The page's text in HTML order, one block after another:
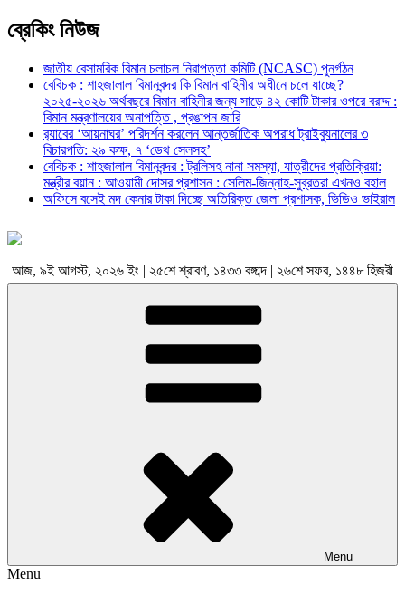
ব্রেকিং নিউজ
জাতীয় বেসামরিক বিমান চলাচল নিরাপত্তা কমিটি (NCASC) পুনর্গঠন
বেবিচক : শাহজালাল বিমানবন্দর কি বিমান বাহিনীর অধীনে চলে যাচ্ছে?
২০২৫-২০২৬ অর্থবছরে বিমান বাহিনীর জন্য সাড়ে ৪২ কোটি টাকার ওপরে বরাদ্দ :
বিমান মন্ত্রণালয়ের অনাপত্তি , প্রঙাপন জারি
র‍্যাবের ‘আয়নাঘর’ পরিদর্শন করলেন আন্তর্জাতিক অপরাধ ট্রাইব্যুনালের ৩
বিচারপতি: ২৯ কক্ষ, ৭ ‘ডেথ সেলসহ’
বেবিচক : শাহজালাল বিমানবন্দর : ট্রলিসহ নানা সমস্যা, যাত্রীদের প্রতিক্রিয়া:
মন্ত্রীর বয়ান : আওয়ামী দোসর প্রশাসন : সেলিম-জিন্নাহ-সুব্রতরা এখনও বহাল
অফিসে বসেই মদ কেনার টাকা দিচ্ছে অতিরিক্ত জেলা প্রশাসক, ভিডিও ভাইরাল
আজ, ৯ই আগস্ট, ২০২৬ ইং | ২৫শে শ্রাবণ, ১৪৩৩ বঙ্গাব্দ | ২৬শে সফর, ১৪৪৮ হিজরী
Menu
Menu